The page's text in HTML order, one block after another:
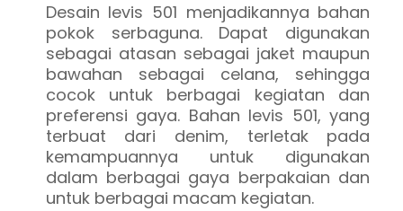
Desain levis 501 menjadikannya bahan
pokok serbaguna. Dapat digunakan
sebagai atasan sebagai jaket maupun
bawahan sebagai celana, sehingga
cocok untuk berbagai kegiatan dan
preferensi gaya. Bahan levis 501, yang
terbuat dari denim, terletak pada
kemampuannya untuk digunakan
dalam berbagai gaya berpakaian dan
untuk berbagai macam kegiatan.